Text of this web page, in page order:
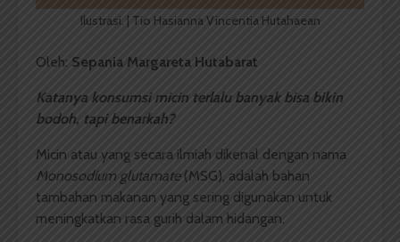
Ilustrasi. | Tio Hasianna Vincentia Hutahaean
Oleh: Sepania Margareta Hutabarat
Katanya konsumsi micin terlalu banyak bisa bikin
bodoh, tapi benarkah?
Micin atau yang secara ilmiah dikenal dengan nama
Monosodium glutamate(MSG), adalah bahan
tambahan makanan yang sering digunakan untuk
meningkatkan rasa gurih dalam hidangan.